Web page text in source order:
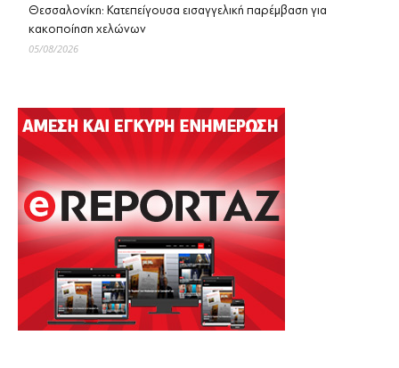
Θεσσαλονίκη: Κατεπείγουσα εισαγγελική παρέμβαση για
κακοποίηση χελώνων
05/08/2026